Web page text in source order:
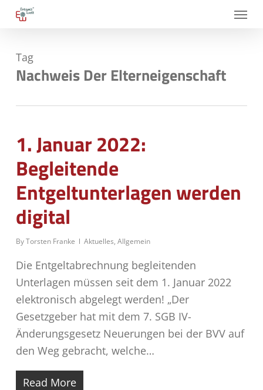
Skip
content
Menu
Tag
Nachweis Der Elterneigenschaft
1. Januar 2022:
Begleitende
Entgeltunterlagen werden
digital
ByTorsten Franke Aktuelles, Allgemein
Die Entgeltabrechnung begleitenden
Unterlagen müssen seit dem 1. Januar 2022
elektronisch abgelegt werden! „Der
Gesetzgeber hat mit dem 7. SGB IV-
Änderungsgesetz Neuerungen bei der BVV auf
den Weg gebracht, welche…
Read More